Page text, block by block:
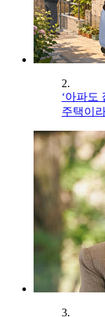
2.
‘아파도
주택이
3.